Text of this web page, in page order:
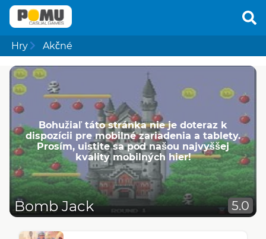
Hry Akčné
Bohužiaľ táto stránka nie je doteraz k
dispozícii pre mobilné zariadenia a tablety.
Prosím, uistite sa pod našou najvyššej
kvality mobilných hier!
Bomb Jack 5.0